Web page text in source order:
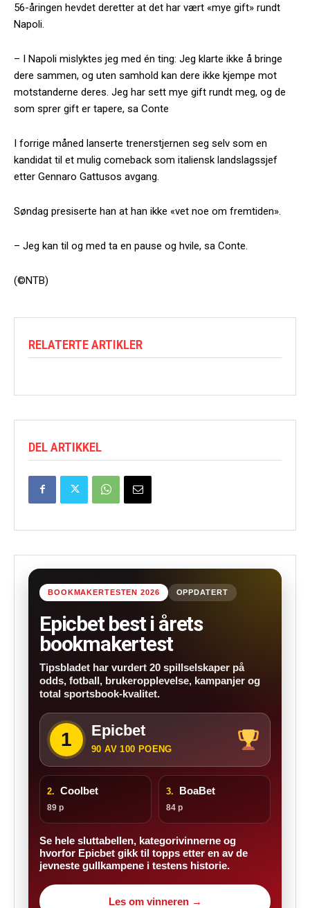
56-åringen hevdet deretter at det har vært «mye gift» rundt
Napoli.
– I Napoli mislyktes jeg med én ting: Jeg klarte ikke å bringe
dere sammen, og uten samhold kan dere ikke kjempe mot
motstanderne deres. Jeg har sett mye gift rundt meg, og de
som sprer gift er tapere, sa Conte
I forrige måned lanserte trenerstjernen seg selv som en
kandidat til et mulig comeback som italiensk landslagssjef
etter Gennaro Gattusos avgang.
Søndag presiserte han at han ikke «vet noe om fremtiden».
– Jeg kan til og med ta en pause og hvile, sa Conte.
(©NTB)
RELATERTE ARTIKLER
DEL ARTIKKEL
BOOKMAKERTESTEN 2026 OPPDATERT
Epicbet best i årets
bookmakertest
Tipsbladet har vurdert 20 spillselskaper på
odds, fotball, brukeropplevelse, kampanjer og
total sportsbook-kvalitet.
1 Epicbet
90 AV 100 POENG
2. Coolbet
89 p
3. BoaBet
84 p
Se hele sluttabellen, kategorivinnerne og
hvorfor Epicbet gikk til topps etter en av de
jevneste gullkampene i testens historie.
Les om vinneren →